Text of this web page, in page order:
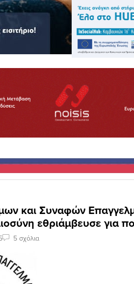
και Συναφών
εθριάμβευσε για
5 σχόλια